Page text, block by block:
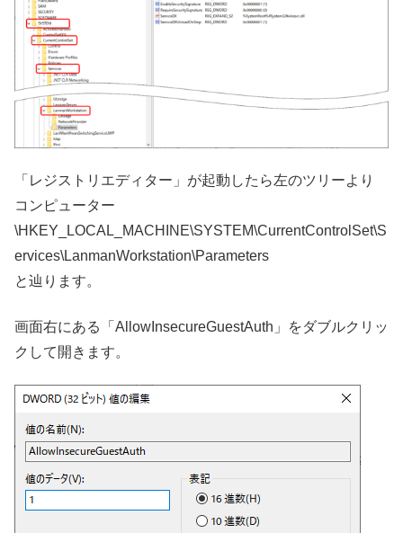
「レジストリエディター」が起動したら左のツリーより
コンピューター
\HKEY_LOCAL_MACHINE\SYSTEM\CurrentControlSet\S
ervices\LanmanWorkstation\Parameters
と辿ります。
画面右にある「AllowInsecureGuestAuth」をダブルクリッ
クして開きます。